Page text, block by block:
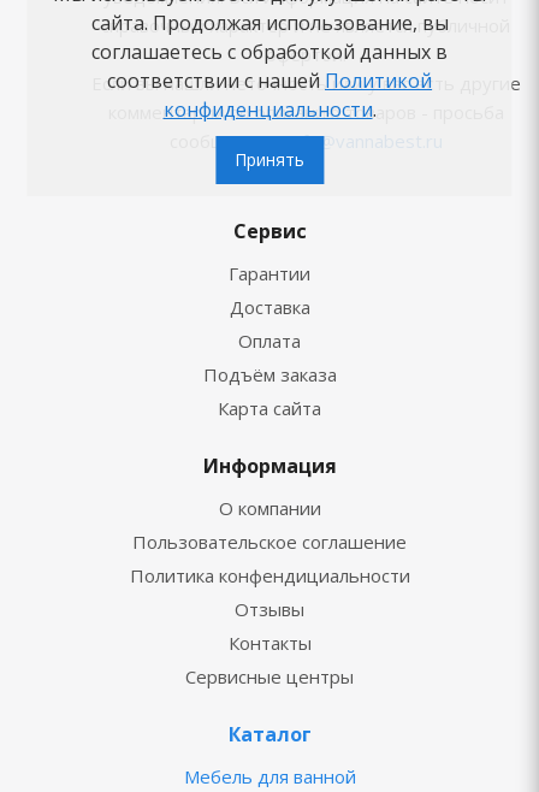
справочный характер и не является публичной
офертой.
Если вы нашли неточность или у вас есть другие
комментарии по описанию товаров - просьба
сообщить наinfo@vannabest.ru
Сервис
Гарантии
Доставка
Оплата
Подъём заказа
Карта сайта
Информация
О компании
Пользовательское соглашение
Политика конфендициальности
Отзывы
Контакты
Сервисные центры
Каталог
Мебель для ванной
сайта. Продолжая использование, вы
соглашаетесь с обработкой данных в
соответствии с нашей Политикой
конфиденциальности.
Принять